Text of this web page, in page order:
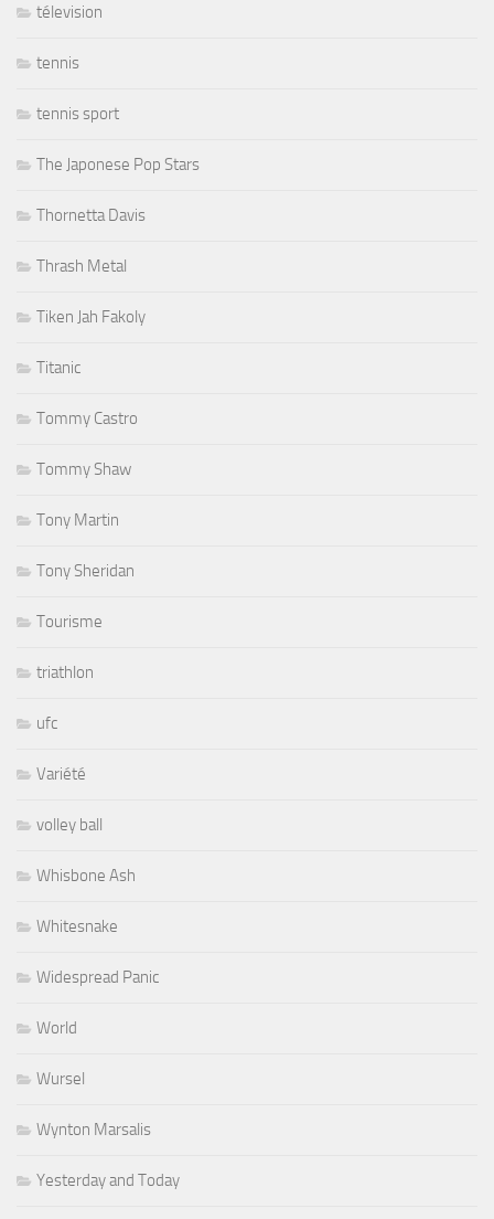
télevision
tennis
tennis sport
The Japonese Pop Stars
Thornetta Davis
Thrash Metal
Tiken Jah Fakoly
Titanic
Tommy Castro
Tommy Shaw
Tony Martin
Tony Sheridan
Tourisme
triathlon
ufc
Variété
volley ball
Whisbone Ash
Whitesnake
Widespread Panic
World
Wursel
Wynton Marsalis
Yesterday and Today